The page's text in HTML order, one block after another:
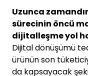
Uzunca
sürecinin öncü
dijitalleşme yol
Dijital dönüşümü
ürünün son
da kapsayacak